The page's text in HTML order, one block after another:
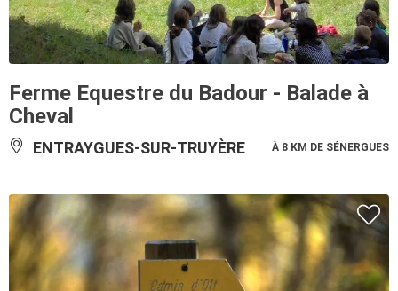
Ferme Equestre du Badour - Balade à
Cheval
ENTRAYGUES-SUR-TRUYÈRE À 8 KM DE SÉNERGUES